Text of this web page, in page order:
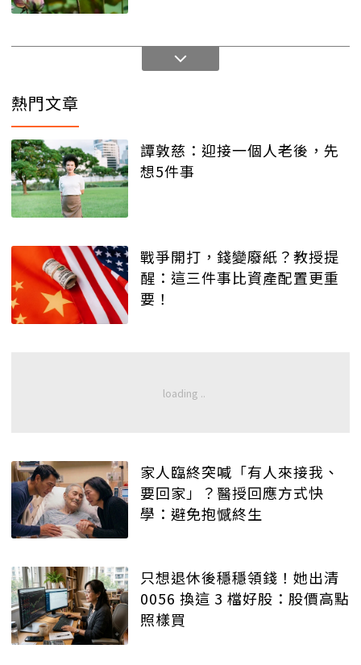
熱門文章
譚敦慈：迎接一個人老後，先
想5件事
戰爭開打，錢變廢紙？教授提
醒：這三件事比資產配置更重
要！
家人臨終突喊「有人來接我、
要回家」？醫授回應方式快
學：避免抱憾終生
只想退休後穩穩領錢！她出清
0056 換這 3 檔好股：股價高點
照樣買